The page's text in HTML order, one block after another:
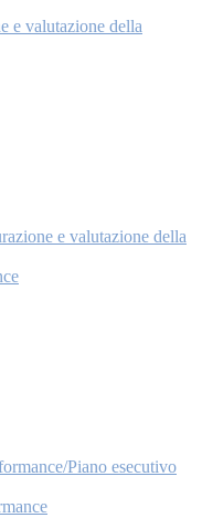
e valutazione della
e valutazione della
Piano esecutivo